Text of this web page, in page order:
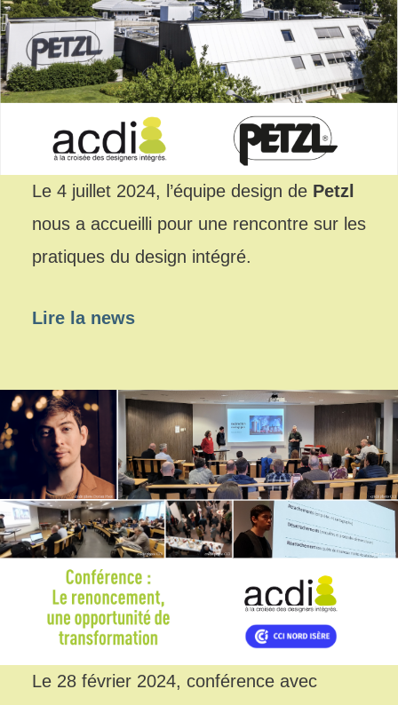
Le 4 juillet 2024, l’équipe design de Petzl
nous a accueilli pour une rencontre sur les
pratiques du design intégré.
Lire la news
Le 28 février 2024, conférence avec